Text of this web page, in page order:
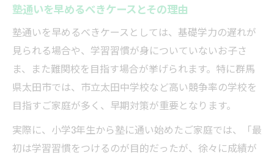
塾通いを早めるべきケースとその理由
塾通いを早めるべきケースとしては、基礎学力の遅れが
見られる場合や、学習習慣が身についていないお子さ
ま、また難関校を目指す場合が挙げられます。特に群馬
県太田市では、市立太田中学校など高い競争率の学校を
目指すご家庭が多く、早期対策が重要となります。
実際に、小学3年生から塾に通い始めたご家庭では、「最
初は学習習慣をつけるのが目的だったが、徐々に成績が